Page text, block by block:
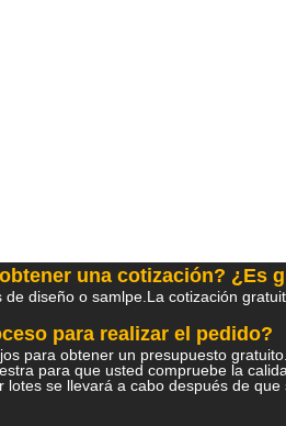
una cotización? ¿Es
de diseño o samlpe.La cotización
para realizar el pedido?
para obtener un presupuesto
para que usted compruebe la
lotes se llevará a cabo después de